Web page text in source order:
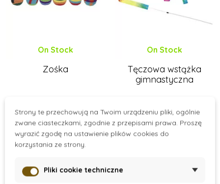
On Stock
Zośka
Dodaj do koszyka
On Stock
Tęczowa wstążka
gimnastyczna
Dodaj do koszyka
Strony te przechowują na Twoim urządzeniu pliki, ogólnie
zwane ciasteczkami, zgodnie z przepisami prawa. Proszę
wyrazić zgodę na ustawienie plików cookies do
korzystania ze strony.
Pliki cookie techniczne